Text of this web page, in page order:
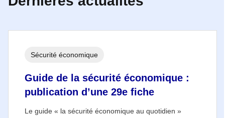
Guide de la sécurité économique :
publication d’une 29e fiche
Le guide « la sécurité économique au quotidien »
Sécurité économique